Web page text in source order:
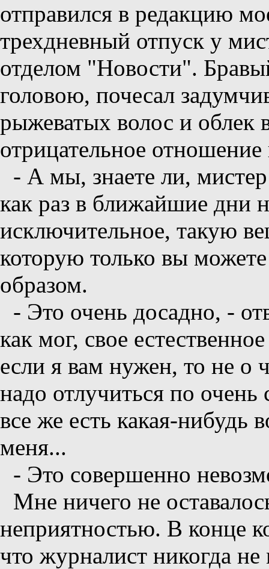
отправился в редакцию
трехдневный отпуск у
отделом "Новости".
головою, почесал
рыжеватых волос и облек
отрицательное
- А мы, знаете ли,
как раз в ближайшие дни
исключительное, такую
которую только вы
образом.
- Это очень досадно, -
как мог, свое
если я вам нужен, то не о
надо отлучиться по
все же есть какая-нибудь
меня...
- Это совершенно
Мне ничего не
неприятностью. В конце
что журналист никогда